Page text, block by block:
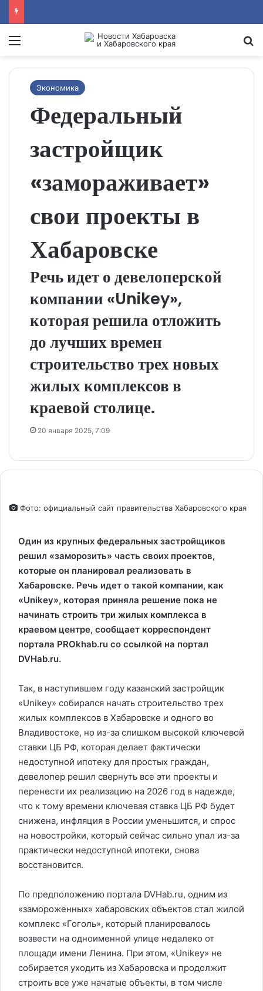
Menu
Экономика
Федеральный
застройщик
«замораживает»
свои проекты в
Хабаровске
Речь идет о девелоперской
компании «Unikey»,
которая решила отложить
до лучших времен
строительство трех новых
жилых комплексов в
краевой столице.
20 января 2025, 7:09
Фото: официальный сайт правительства Хабаровского края
Один из крупных федеральных застройщиков
решил «заморозить» часть своих проектов,
которые он планировал реализовать в
Хабаровске. Речь идет о такой компании, как
«Unikey», которая приняла решение пока не
начинать строить три жилых комплекса в
краевом центре, сообщает корреспондент
портала PROkhab.ru со ссылкой на портал
DVHab.ru.
Так, в наступившем году казанский застройщик
«Unikey» собирался начать строительство трех
жилых комплексов в Хабаровске и одного во
Владивостоке, но из-за слишком высокой ключевой
ставки ЦБ РФ, которая делает фактически
недоступной ипотеку для простых граждан,
девелопер решил свернуть все эти проекты и
перенести их реализацию на 2026 год в надежде,
что к тому времени ключевая ставка ЦБ РФ будет
снижена, инфляция в России уменьшится, и спрос
на новостройки, который сейчас сильно упал из-за
практически недоступной ипотеки, снова
восстановится.
По предположению портала DVHab.ru, одним из
«замороженных» хабаровских объектов стал жилой
комплекс «Гоголь», который планировалось
возвести на одноименной улице недалеко от
площади имени Ленина. При этом, «Unikey» не
собирается уходить из Хабаровска и продолжит
строить все уже начатые объекты, в том числе